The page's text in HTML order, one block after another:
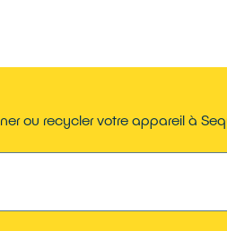
ou recycler votre appareil à